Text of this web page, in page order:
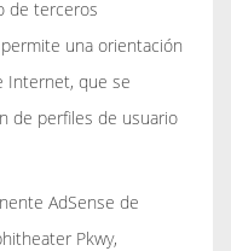
de terceros
una orientación
Internet, que se
de perfiles de usuario
AdSense de
Pkwy,